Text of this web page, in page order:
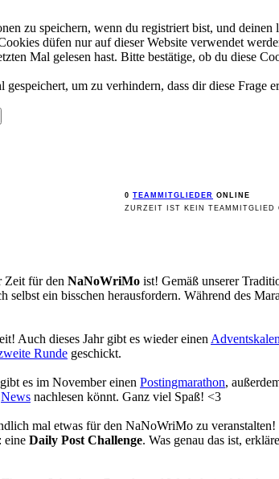
zu speichern, wenn du registriert bist, und
düfen nur auf dieser Website verwendet
Mal gelesen hast. Bitte bestätige, ob du diese
um zu verhindern, dass dir diese
0 TEAMMITGLIEDER ONLINE
ZURZEIT IST KEIN TEAMMITGLIED
Zeit für den NaNoWriMo ist! Gemäß unserer
ein bisschen herausfordern. Während des
Auch dieses Jahr gibt es wieder einen
Runde geschickt.
es im November einen Postingmarathon,
News nachlesen könnt. Ganz viel Spaß! <3
mal etwas für den NaNoWriMo zu
eine Daily Post Challenge. Was genau das ist,